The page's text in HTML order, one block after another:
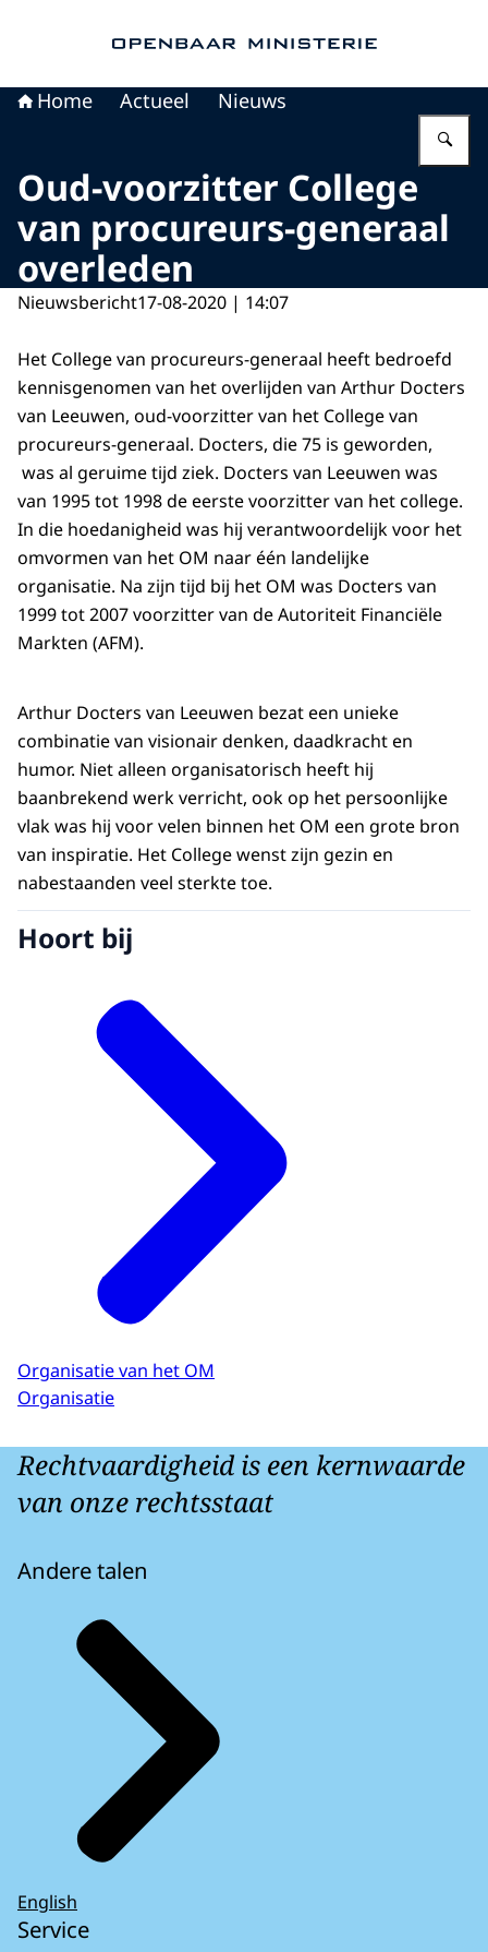
Home Actueel Nieuws
Oud-voorzitter College
van procureurs-generaal
overleden
Nieuwsbericht17-08-2020 | 14:07
Het College van procureurs-generaal heeft bedroefd
kennisgenomen van het overlijden van Arthur Docters
van Leeuwen, oud-voorzitter van het College van
procureurs-generaal. Docters, die 75 is geworden,
was al geruime tijd ziek. Docters van Leeuwen was
van 1995 tot 1998 de eerste voorzitter van het college.
In die hoedanigheid was hij verantwoordelijk voor het
omvormen van het OM naar één landelijke
organisatie. Na zijn tijd bij het OM was Docters van
1999 tot 2007 voorzitter van de Autoriteit Financiële
Markten (AFM).
Arthur Docters van Leeuwen bezat een unieke
combinatie van visionair denken, daadkracht en
humor. Niet alleen organisatorisch heeft hij
baanbrekend werk verricht, ook op het persoonlijke
vlak was hij voor velen binnen het OM een grote bron
van inspiratie. Het College wenst zijn gezin en
nabestaanden veel sterkte toe.
Hoort bij
Organisatie van het OM
Organisatie
Rechtvaardigheid is een kernwaarde
van onze rechtsstaat
Andere talen
English
Service